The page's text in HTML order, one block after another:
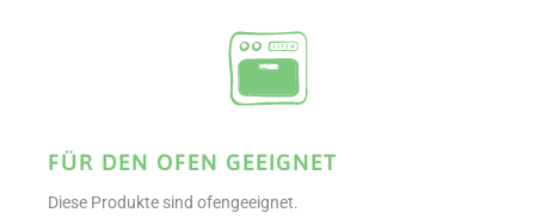
FÜR DEN OFEN GEEIGNET
Diese Produkte sind ofengeeignet.